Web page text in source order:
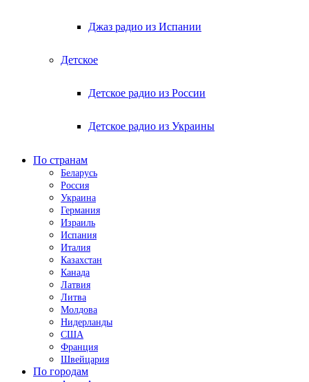
Джаз радио из Испании
Детское
Детское радио из России
Детское радио из Украины
По странам
Беларусь
Россия
Украина
Германия
Израиль
Испания
Италия
Казахстан
Канада
Латвия
Литва
Молдова
Нидерланды
США
Франция
Швейцария
По городам